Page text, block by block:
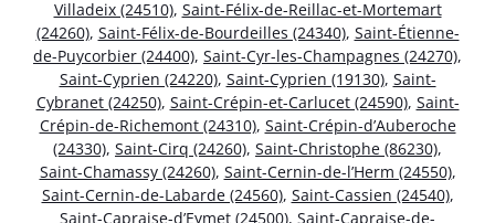
Villadeix (24510), Saint-Félix-de-Reillac-et-Mortemart
(24260), Saint-Félix-de-Bourdeilles (24340), Saint-Étienne-
de-Puycorbier (24400), Saint-Cyr-les-Champagnes (24270),
Saint-Cyprien (24220), Saint-Cyprien (19130), Saint-
Cybranet (24250), Saint-Crépin-et-Carlucet (24590), Saint-
Crépin-de-Richemont (24310), Saint-Crépin-d’Auberoche
(24330), Saint-Cirq (24260), Saint-Christophe (86230),
Saint-Chamassy (24260), Saint-Cernin-de-l’Herm (24550),
Saint-Cernin-de-Labarde (24560), Saint-Cassien (24540),
Saint-Capraise-d’Eymet (24500), Saint-Capraise-de-